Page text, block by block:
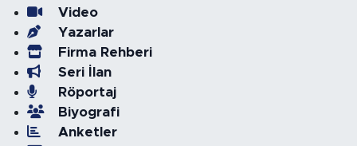
Video
Yazarlar
Firma Rehberi
Seri İlan
Röportaj
Biyografi
Anketler